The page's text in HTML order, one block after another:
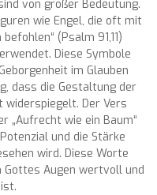
von großer Bedeutung.
wie Engel, die oft mit
(Psalm 91,11)
Diese Symbole
im Glauben
dass die Gestaltung der
widerspiegelt. Der Vers
„Aufrecht wie ein Baum“
und die Stärke
wird. Diese Worte
Gottes Augen wertvoll und